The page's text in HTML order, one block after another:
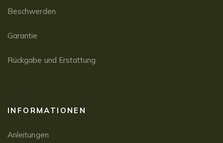
Beschwerden
Garantie
Rückgabe und Erstattung
INFORMATIONEN
Anleitungen